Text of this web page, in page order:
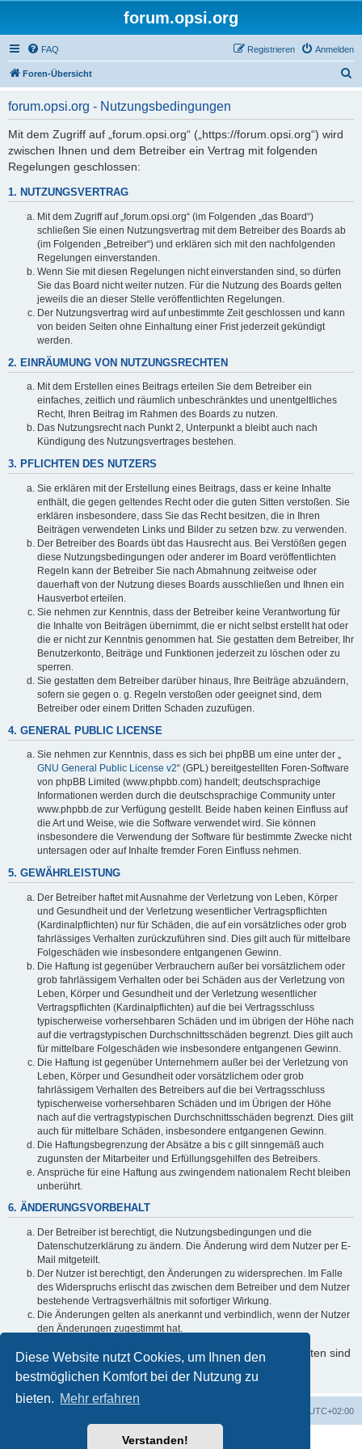
Diese Website nutzt Cookies, um Ihnen den
bestmöglichen Komfort bei der Nutzung zu
bieten. Mehr erfahren
Verstanden!
forum.opsi.org
FAQ Anmelden
Registrieren
Foren-Übersicht
forum.opsi.org - Nutzungsbedingungen
Mit dem Zugriff auf „forum.opsi.org“ („https://forum.opsi.org“) wird
zwischen Ihnen und dem Betreiber ein Vertrag mit folgenden
Regelungen geschlossen:
1. NUTZUNGSVERTRAG
Mit dem Zugriff auf „forum.opsi.org“ (im Folgenden „das Board“)
schließen Sie einen Nutzungsvertrag mit dem Betreiber des Boards ab
(im Folgenden „Betreiber“) und erklären sich mit den nachfolgenden
Regelungen einverstanden.
Wenn Sie mit diesen Regelungen nicht einverstanden sind, so dürfen
Sie das Board nicht weiter nutzen. Für die Nutzung des Boards gelten
jeweils die an dieser Stelle veröffentlichten Regelungen.
Der Nutzungsvertrag wird auf unbestimmte Zeit geschlossen und kann
von beiden Seiten ohne Einhaltung einer Frist jederzeit gekündigt
werden.
2. EINRÄUMUNG VON NUTZUNGSRECHTEN
Mit dem Erstellen eines Beitrags erteilen Sie dem Betreiber ein
einfaches, zeitlich und räumlich unbeschränktes und unentgeltliches
Recht, Ihren Beitrag im Rahmen des Boards zu nutzen.
Das Nutzungsrecht nach Punkt 2, Unterpunkt a bleibt auch nach
Kündigung des Nutzungsvertrages bestehen.
3. PFLICHTEN DES NUTZERS
Sie erklären mit der Erstellung eines Beitrags, dass er keine Inhalte
enthält, die gegen geltendes Recht oder die guten Sitten verstoßen. Sie
erklären insbesondere, dass Sie das Recht besitzen, die in Ihren
Beiträgen verwendeten Links und Bilder zu setzen bzw. zu verwenden.
Der Betreiber des Boards übt das Hausrecht aus. Bei Verstößen gegen
diese Nutzungsbedingungen oder anderer im Board veröffentlichten
Regeln kann der Betreiber Sie nach Abmahnung zeitweise oder
dauerhaft von der Nutzung dieses Boards ausschließen und Ihnen ein
Hausverbot erteilen.
Sie nehmen zur Kenntnis, dass der Betreiber keine Verantwortung für
die Inhalte von Beiträgen übernimmt, die er nicht selbst erstellt hat oder
die er nicht zur Kenntnis genommen hat. Sie gestatten dem Betreiber, Ihr
Benutzerkonto, Beiträge und Funktionen jederzeit zu löschen oder zu
sperren.
Sie gestatten dem Betreiber darüber hinaus, Ihre Beiträge abzuändern,
sofern sie gegen o. g. Regeln verstoßen oder geeignet sind, dem
Betreiber oder einem Dritten Schaden zuzufügen.
4. GENERAL PUBLIC LICENSE
Sie nehmen zur Kenntnis, dass es sich bei phpBB um eine unter der „
GNU General Public License v2“ (GPL) bereitgestellten Foren-Software
von phpBB Limited (www.phpbb.com) handelt; deutschsprachige
Informationen werden durch die deutschsprachige Community unter
www.phpbb.de zur Verfügung gestellt. Beide haben keinen Einfluss auf
die Art und Weise, wie die Software verwendet wird. Sie können
insbesondere die Verwendung der Software für bestimmte Zwecke nicht
untersagen oder auf Inhalte fremder Foren Einfluss nehmen.
5. GEWÄHRLEISTUNG
Der Betreiber haftet mit Ausnahme der Verletzung von Leben, Körper
und Gesundheit und der Verletzung wesentlicher Vertragspflichten
(Kardinalpflichten) nur für Schäden, die auf ein vorsätzliches oder grob
fahrlässiges Verhalten zurückzuführen sind. Dies gilt auch für mittelbare
Folgeschäden wie insbesondere entgangenen Gewinn.
Die Haftung ist gegenüber Verbrauchern außer bei vorsätzlichem oder
grob fahrlässigem Verhalten oder bei Schäden aus der Verletzung von
Leben, Körper und Gesundheit und der Verletzung wesentlicher
Vertragspflichten (Kardinalpflichten) auf die bei Vertragsschluss
typischerweise vorhersehbaren Schäden und im übrigen der Höhe nach
auf die vertragstypischen Durchschnittsschäden begrenzt. Dies gilt auch
für mittelbare Folgeschäden wie insbesondere entgangenen Gewinn.
Die Haftung ist gegenüber Unternehmern außer bei der Verletzung von
Leben, Körper und Gesundheit oder vorsätzlichem oder grob
fahrlässigem Verhalten des Betreibers auf die bei Vertragsschluss
typischerweise vorhersehbaren Schäden und im Übrigen der Höhe
nach auf die vertragstypischen Durchschnittsschäden begrenzt. Dies gilt
auch für mittelbare Schäden, insbesondere entgangenen Gewinn.
Die Haftungsbegrenzung der Absätze a bis c gilt sinngemäß auch
zugunsten der Mitarbeiter und Erfüllungsgehilfen des Betreibers.
Ansprüche für eine Haftung aus zwingendem nationalem Recht bleiben
unberührt.
6. ÄNDERUNGSVORBEHALT
Der Betreiber ist berechtigt, die Nutzungsbedingungen und die
Datenschutzerklärung zu ändern. Die Änderung wird dem Nutzer per E-
Mail mitgeteilt.
Der Nutzer ist berechtigt, den Änderungen zu widersprechen. Im Falle
des Widerspruchs erlischt das zwischen dem Betreiber und dem Nutzer
bestehende Vertragsverhältnis mit sofortiger Wirkung.
Die Änderungen gelten als anerkannt und verbindlich, wenn der Nutzer
den Änderungen zugestimmt hat.
Informationen über den Umgang mit Ihren persönlichen Daten sind
in der Datenschutzerklärung enthalten.
UTC+02:00
Powered byphpBB® Forum Software © phpBB Limited